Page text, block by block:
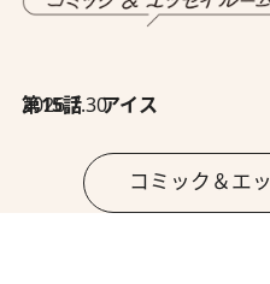
2026.7.30
第15話 アイス
コミック＆エ